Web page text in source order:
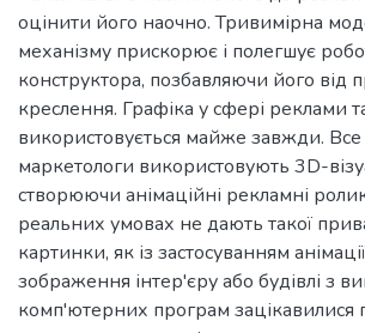
оцінити його наочно. Тривимірна
механізму прискорює і полегшує
конструктора, позбавляючи його від
креслення. Графіка у сфері реклами
використовується майже завжди. Все
маркетологи використовують 3D-
створюючи анімаційні рекламні
реальних умовах не дають такої
картинки, як із застосуванням
зображення інтер'єру або будівлі з
комп'ютерних програм зацікавилися